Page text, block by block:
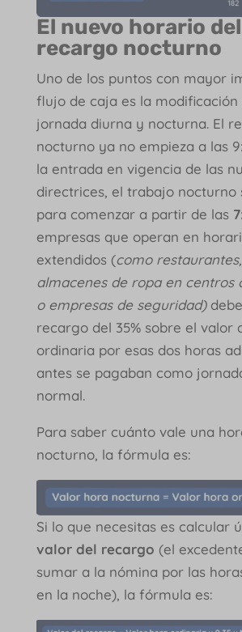
El nuevo horario del
recargo nocturno
Uno de los puntos con mayor
flujo de caja es la modificación
jornada diurna y nocturna. El
nocturno ya no empieza a las
la entrada en vigencia de las
directrices, el trabajo nocturno
para comenzar a partir de las
empresas que operan en
extendidos (como
almacenes de ropa en centros
o empresas de seguridad)
recargo del 35% sobre el valor
ordinaria por esas dos horas
antes se pagaban como
normal.
Para saber cuánto vale una
nocturno, la fórmula es:
Si lo que necesitas es calcular
valor del recargo (el
sumar a la nómina por las
en la noche), la fórmula es: